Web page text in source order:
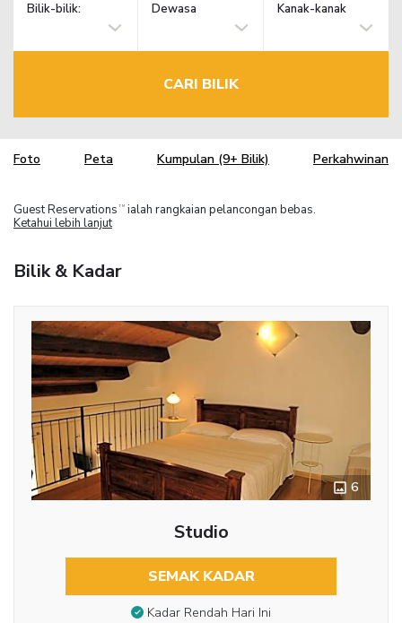
Bilik-bilik: Dewasa Kanak-kanak
CARI BILIK
Foto Peta Kumpulan (9+ Bilik) Perkahwinan
Guest Reservations TM ialah rangkaian pelancongan bebas.
Ketahui lebih lanjut
Bilik & Kadar
6
Studio
SEMAK KADAR
Kadar Rendah Hari Ini